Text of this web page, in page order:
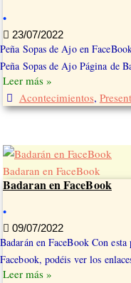
•
23/07/2022
Peña Sopas de Ajo en
Peña Sopas de Ajo Página de
Leer más »
Acontecimientos,
Badaran en FaceBook
Badaran en FaceBook
•
09/07/2022
Badarán en FaceBook Con
Facebook, podéis ver los
Leer más »